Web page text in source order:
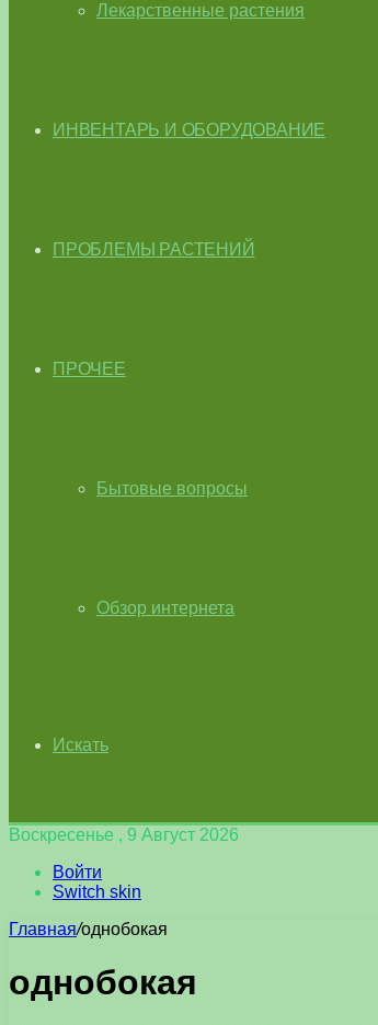
Лекарственные растения
ИНВЕНТАРЬ И ОБОРУДОВАНИЕ
ПРОБЛЕМЫ РАСТЕНИЙ
ПРОЧЕЕ
Бытовые вопросы
Обзор интернета
Искать
Воскресенье , 9 Август 2026
Войти
Switch skin
Главная/однобокая
однобокая